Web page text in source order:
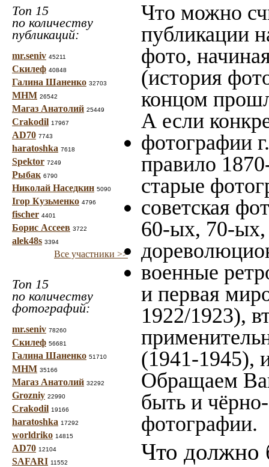
Топ 15
по количеству
публикаций:
mr.seniv 45211
Скилеф 40848
Галина Шаненко 32703
МНМ 26542
Магаз Анатолий 25449
Crakodil 17967
AD70 7743
haratoshka 7618
Spektor 7249
Рыбак 6790
Николай Наседкин 5090
Ігор Кузьменко 4796
fischer 4401
Борис Ассеев 3722
alek48s 3394
Все участники >>
Топ 15
по количеству
фотографий:
mr.seniv 78260
Скилеф 56681
Галина Шаненко 51710
МНМ 35166
Магаз Анатолий 32292
Grozniy 22990
Crakodil 19166
haratoshka 17292
worldriko 14815
AD70 12104
SAFARI 11552
Что можно
публикации
фото,
(история
концом
А если
фотографии
правило
старые
советская
60-ых, 70-ых,
военные
и первая
1922/1923),
(1941-1945),
Обращаем
быть и
фотографии.
Что должно